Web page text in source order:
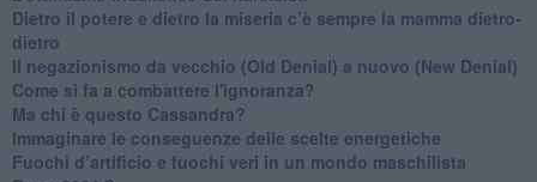
​Dietro il potere e dietro la miseria c’è sempre la mamma dietro-
dietro
Il negazionismo da vecchio (Old Denial) a nuovo (New Denial)
Come si fa a combattere l'ignoranza?
Ma chi è questo Cassandra?
Immaginare le conseguenze delle scelte energetiche
​Fuochi d’artificio e fuochi veri in un mondo maschilista